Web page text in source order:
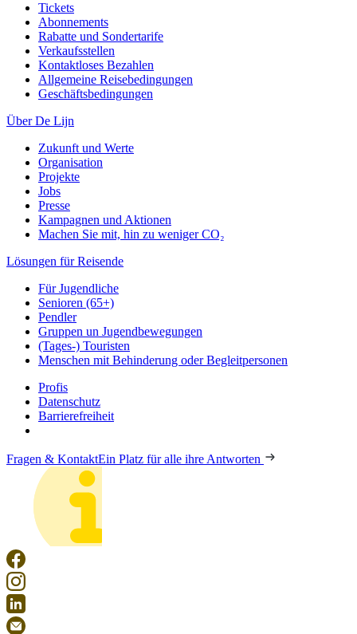
Tickets
Abonnements
Rabatte und Sondertarife
Verkaufsstellen
Kontaktloses Bezahlen
Allgemeine Reisebedingungen
Geschäftsbedingungen
Über De Lijn
Zukunft und Werte
Organisation
Projekte
Jobs
Presse
Kampagnen und Aktionen
Machen Sie mit, hin zu weniger CO₂
Lösungen für Reisende
Für Jugendliche
Senioren (65+)
Pendler
Gruppen un Jugendbewegungen
(Tages-) Touristen
Menschen mit Behinderung oder Begleitpersonen
Profis
Datenschutz
Barrierefreiheit
Fragen & KontaktEin Platz für alle ihre Antworten